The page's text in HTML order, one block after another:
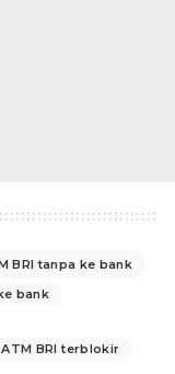
BRI tanpa ke bank
bank
BRI terblokir